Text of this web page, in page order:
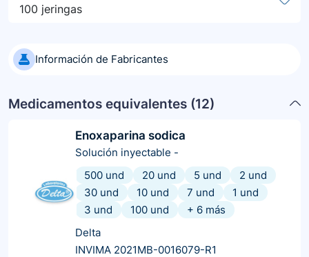
100 jeringas
Información de Fabricantes
Medicamentos equivalentes (12)
Enoxaparina sodica
Solución inyectable -
500 und
20 und 5 und
2 und
30 und
10 und 7 und
1 und
3 und
100 und + 6 más
Delta
INVIMA 2021MB-0016079-R1